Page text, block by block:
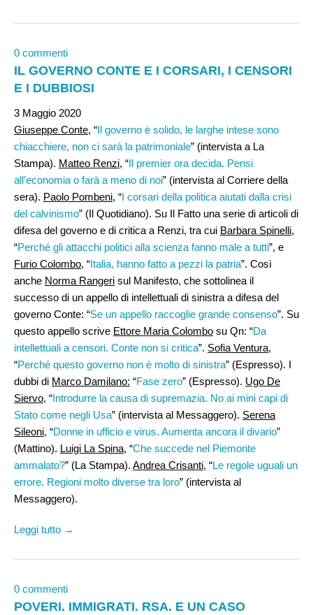
0 commenti
IL GOVERNO CONTE E I CORSARI, I CENSORI
E I DUBBIOSI
3 Maggio 2020
Giuseppe Conte, “Il governo è solido, le larghe intese sono
chiacchiere, non ci sarà la patrimoniale” (intervista a La
Stampa). Matteo Renzi, “Il premier ora decida. Pensi
all’economia o farà a meno di noi” (intervista al Corriere della
sera). Paolo Pombeni, “I corsari della politica aiutati dalla crisi
del calvinismo” (Il Quotidiano). Su Il Fatto una serie di articoli di
difesa del governo e di critica a Renzi, tra cui Barbara Spinelli,
“Perché gli attacchi politici alla scienza fanno male a tutti”, e
Furio Colombo, “Italia, hanno fatto a pezzi la patria”. Così
anche Norma Rangeri sul Manifesto, che sottolinea il
successo di un appello di intellettuali di sinistra a difesa del
governo Conte: “Se un appello raccoglie grande consenso”. Su
questo appello scrive Ettore Maria Colombo su Qn: “Da
intellettuali a censori. Conte non si critica”. Sofia Ventura,
“Perché questo governo non è molto di sinistra” (Espresso). I
dubbi di Marco Damilano: “Fase zero” (Espresso). Ugo De
Siervo, “Introdurre la causa di supremazia. No ai mini capi di
Stato come negli Usa” (intervista al Messaggero). Serena
Sileoni, “Donne in ufficio e virus. Aumenta ancora il divario”
(Mattino). Luigi La Spina, “Che succede nel Piemonte
ammalato?” (La Stampa). Andrea Crisanti, “Le regole uguali un
errore. Regioni molto diverse tra loro” (intervista al
Messaggero).
Leggi tutto →
0 commenti
POVERI. IMMIGRATI. RSA. E UN CASO